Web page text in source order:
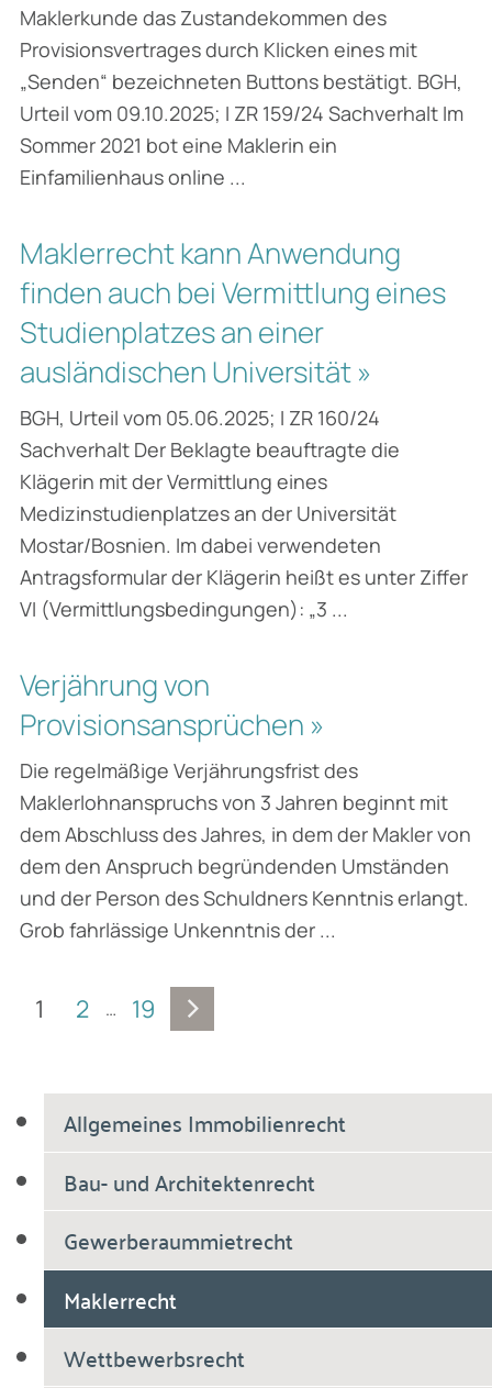
Allgemeines Immobilienrecht
Bau- und Architektenrecht
Gewerberaummietrecht
Maklerrecht
Wettbewerbsrecht
Maklerkunde das Zustandekommen des
Provisionsvertrages durch Klicken eines mit
„Senden“ bezeichneten Buttons bestätigt. BGH,
Urteil vom 09.10.2025; I ZR 159/24 Sachverhalt Im
Sommer 2021 bot eine Maklerin ein
Einfamilienhaus online ...
Maklerrecht kann Anwendung
finden auch bei Vermittlung eines
Studienplatzes an einer
ausländischen Universität »
BGH, Urteil vom 05.06.2025; I ZR 160/24
Sachverhalt Der Beklagte beauftragte die
Klägerin mit der Vermittlung eines
Medizinstudienplatzes an der Universität
Mostar/Bosnien. Im dabei verwendeten
Antragsformular der Klägerin heißt es unter Ziffer
VI (Vermittlungsbedingungen): „3 ...
Verjährung von
Provisionsansprüchen »
Die regelmäßige Verjährungsfrist des
Maklerlohnanspruchs von 3 Jahren beginnt mit
dem Abschluss des Jahres, in dem der Makler von
dem den Anspruch begründenden Umständen
und der Person des Schuldners Kenntnis erlangt.
Grob fahrlässige Unkenntnis der ...
1 2 … 19